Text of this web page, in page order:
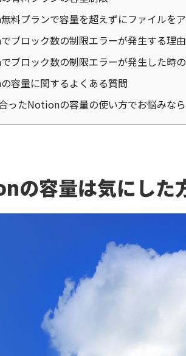
料プランで容量を超えずにファイルを
ブロック数の制限エラーが発生する理由
ブロック数の制限エラーが発生した時
容量に関するよくある質問
ったNotionの容量の使い方でお悩みな
の容量は気にした